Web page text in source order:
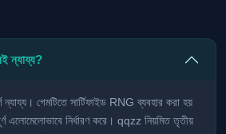
ন্যায্য?
ন্যায্য। গেমটিতে সার্টিফাইড RNG ব্যবহার করা হয়
এলোমেলোভাবে নির্ধারণ করে। qqzz নিয়মিত তৃতীয়